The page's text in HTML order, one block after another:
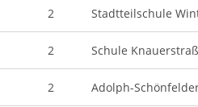
2 Stadtteilschule
2 Schule
2 Adolph-